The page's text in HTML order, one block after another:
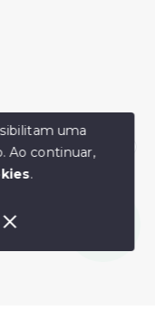
para te ajudar.
- Todos os
uma
Ao continuar,
.